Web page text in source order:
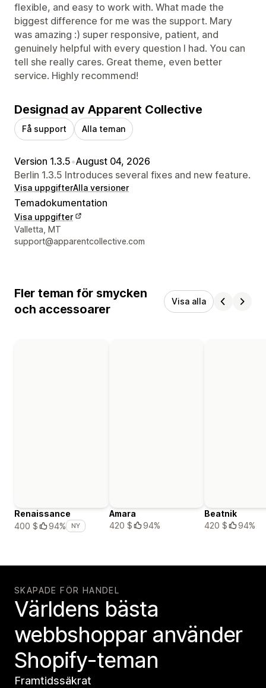
flexible, and easy to work with. What made the
biggest difference for me was the support. Mary
was amazing :) super responsive, patient, and
genuinely helpful with every question I had. You can
tell she really cares. Great theme, even better
service. Highly recommend!
Designad av Apparent Collective
Få support Alla teman
Version 1.3.5•August 04, 2026
Berlin 1.3.5 Introduces several fixes and new feature.
Visa uppgifterAlla versioner
Temadokumentation
Visa uppgifter
Designerns kontaktuppgifter
Valletta, MT
support@apparentcollective.com
Fler teman för smycken
och accessoarer
Visa alla
Renaissance
400 $
94% NY
Amara
420 $
94%
Beatnik
420 $
94%
SKAPADE FÖR HANDEL
Världens bästa
webbshoppar använder
Shopify-teman
Framtidssäkrat